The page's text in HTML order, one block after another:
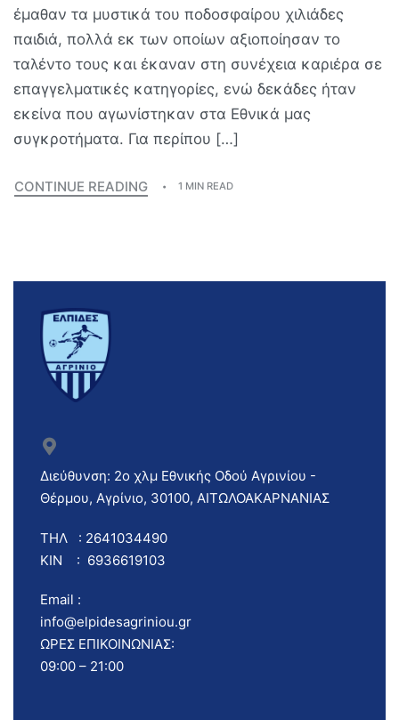
έμαθαν τα μυστικά του ποδοσφαίρου χιλιάδες
παιδιά, πολλά εκ των οποίων αξιοποίησαν το
ταλέντο τους και έκαναν στη συνέχεια καριέρα σε
επαγγελματικές κατηγορίες, ενώ δεκάδες ήταν
εκείνα που αγωνίστηκαν στα Εθνικά μας
συγκροτήματα. Για περίπου […]
CONTINUE READING 1 MIN READ
Διεύθυνση: 2ο χλμ Εθνικής Οδού Αγρινίου -
Θέρμου, Αγρίνιο, 30100, ΑΙΤΩΛΟΑΚΑΡΝΑΝΙΑΣ
ΤΗΛ : 2641034490
ΚΙΝ : 6936619103
Email :
info@elpidesagriniou.gr
ΩΡΕΣ ΕΠΙΚΟΙΝΩΝΙΑΣ:
09:00 – 21:00